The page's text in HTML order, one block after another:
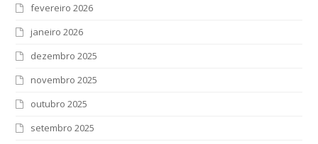
fevereiro 2026
janeiro 2026
dezembro 2025
novembro 2025
outubro 2025
setembro 2025